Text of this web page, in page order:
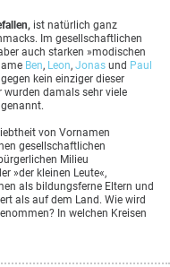
ist natürlich ganz
Im gesellschaftlichen
auch starken »modischen
Ben, Leon, Jonas und Paul
kein einziger dieser
wurden damals sehr viele
genannt.
von Vornamen
gesellschaftlichen
Milieu
»der kleinen Leute«,
als bildungsferne Eltern und
als auf dem Land. Wie wird
In welchen Kreisen